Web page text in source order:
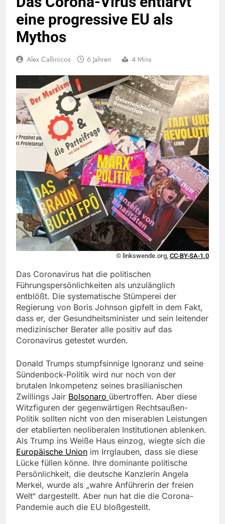
eine progressive EU als
Mythos
Alex Callinicos 6 Jahren 4 Mins
© linkswende.org, CC-BY-SA-1.0
Das Coronavirus hat die politischen
Führungspersönlichkeiten als unzulänglich
entblößt. Die systematische Stümperei der
Regierung von Boris Johnson gipfelt in dem Fakt,
dass er, der Gesundheitsminister und sein leitender
medizinischer Berater alle positiv auf das
Coronavirus getestet wurden.
Donald Trumps stumpfsinnige Ignoranz und seine
Sündenbock-Politik wird nur noch von der
brutalen Inkompetenz seines brasilianischen
Zwillings Jair Bolsonaro übertroffen. Aber diese
Witzfiguren der gegenwärtigen Rechtsaußen-
Politik sollten nicht von den miserablen Leistungen
der etablierten neoliberalen Institutionen ablenken.
Als Trump ins Weiße Haus einzog, wiegte sich die
Europäische Union im Irrglauben, dass sie diese
Lücke füllen könne. Ihre dominante politische
Persönlichkeit, die deutsche Kanzlerin Angela
Merkel, wurde als „wahre Anführerin der freien
Welt“ dargestellt. Aber nun hat die die Corona-
Pandemie auch die EU bloßgestellt.